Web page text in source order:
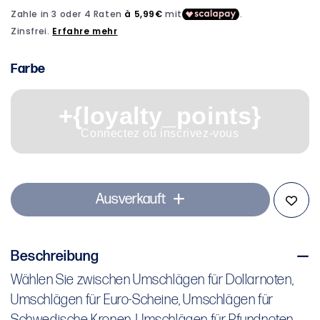
öffnen
Farbe
+{loyalty_points}
Connectez ou inscrivez-vous
Ausverkauft
Beschreibung
Wählen Sie zwischen Umschlägen für Dollarnoten,
Umschlägen für Euro-Scheine, Umschlägen für
Wählen Sie zwischen Umschlägen für Dollarnoten,
Umschlägen für Euro-Scheine, Umschlägen für